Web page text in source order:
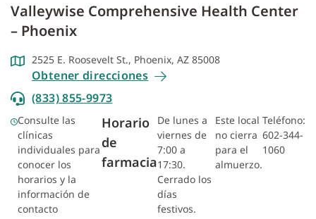
Valleywise Comprehensive Health Center
– Phoenix
2525 E. Roosevelt St., Phoenix, AZ 85008
Obtener direcciones
(833) 855-9973
Consulte las
clínicas
individuales para
conocer los
horarios y la
información de
contacto
Horario
de
farmacia
De lunes a
viernes de
7:00 a
17:30.
Cerrado los
días
festivos.
Este local
no cierra
para el
almuerzo.
Teléfono:
602-344-
1060